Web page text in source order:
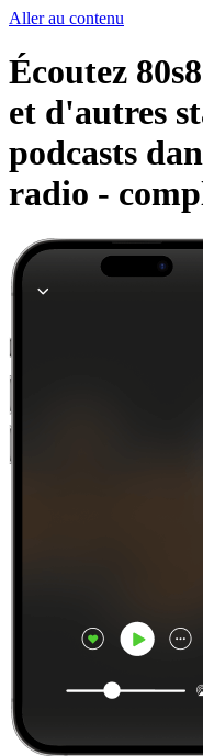
Aller au contenu
Écoutez
et d'autres
podcasts
radio -